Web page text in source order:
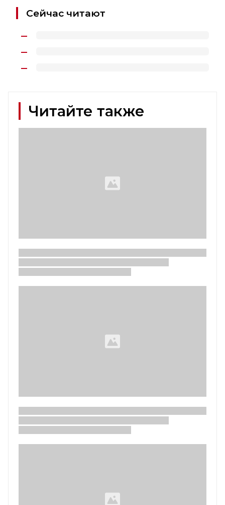
Сейчас читают
Читайте также